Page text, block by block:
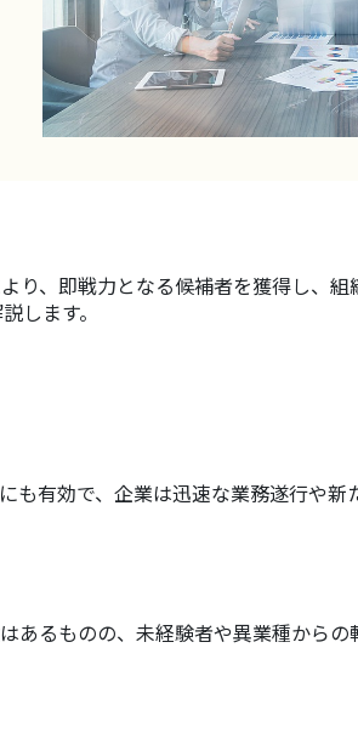
、即戦力となる候補者を獲得し、
します。
効で、企業は迅速な業務遂
ものの、未経験者や異業種か